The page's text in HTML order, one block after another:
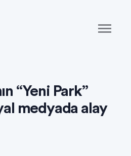
“Yeni Park”
medyada alay